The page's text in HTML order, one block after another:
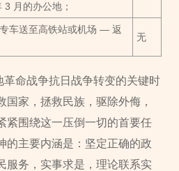
3 月的办公地；
车送至高铁站或机场 — 返
无
命战争抗日战争转变的关键时
国家，拯救民族，驱除外侮，
紧围绕这一压倒一切的首要任
的主要内涵是：坚定正确的政
服务，实事求是，理论联系实